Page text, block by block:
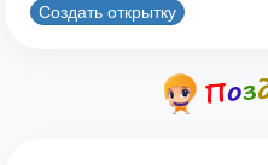
Создать открытку